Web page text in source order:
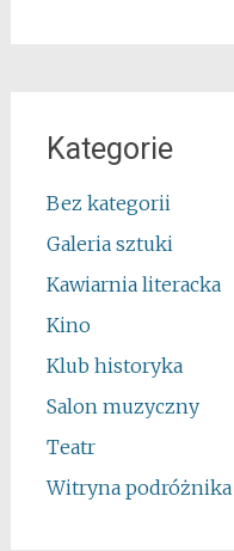
Kategorie
Bez kategorii
Galeria sztuki
Kawiarnia literacka
Kino
Klub historyka
Salon muzyczny
Teatr
Witryna podróżnika